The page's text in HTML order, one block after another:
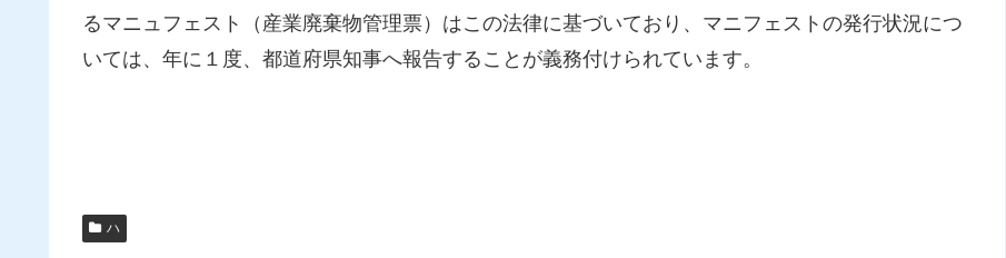
るマニュフェスト（産業廃棄物管理票）はこの法律に基づいており、マニフェストの発行状況につ
いては、年に１度、都道府県知事へ報告することが義務付けられています。
ハ